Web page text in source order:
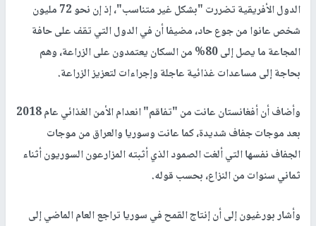
الدول الأفريقية تضررت "بشكل غير متناسب"، إذ إن نحو 72 مليون
شخص عانوا من جوع حاد، مضيفا أن في الدول التي تقف على حافة
المجاعة ما يصل إلى 80% من السكان يعتمدون على الزراعة، وهم
بحاجة إلى مساعدات غذائية عاجلة وإجراءات لتعزيز الزراعة.
وأضاف أن أفغانستان عانت من "تفاقم" انعدام الأمن الغذائي عام 2018
بعد موجات جفاف شديدة، كما عانت وسوريا والعراق من موجات
الجفاف نفسها التي ألغت الصمود الذي أثبته المزارعون السوريون أثناء
ثماني سنوات من النزاع، بحسب قوله.
وأشار بورغيون إلى أن إنتاج القمح في سوريا تراجع العام الماضي إلى